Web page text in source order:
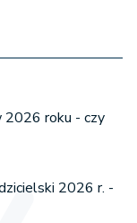
2026 roku - czy
2026 r. -